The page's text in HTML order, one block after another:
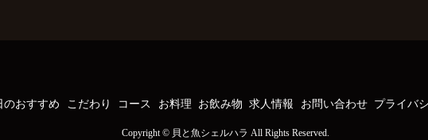
のおすすめ こだわり コース お料理 お飲み物 求人情報 お問い合わせ プライバ
Copyright © 貝と魚シェルハラ All Rights Reserved.